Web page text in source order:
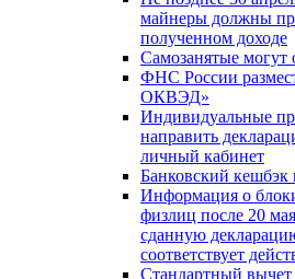
майнеры должны
полученном доходе
Самозанятые
ФНС России
ОКВЭД»
Индивидуальные
направить
личный кабинет
Банковский
Информация о
физлиц после 20
сданную
соответствует
Стандартный